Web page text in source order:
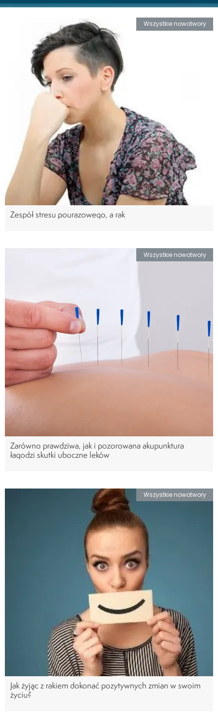
Wszystkie nowotwory
Zespół stresu pourazowego, a rak
Wszystkie nowotwory
Zarówno prawdziwa, jak i pozorowana akupunktura
łagodzi skutki uboczne leków
Wszystkie nowotwory
Jak żyjąc z rakiem dokonać pozytywnych zmian w swoim
życiu?